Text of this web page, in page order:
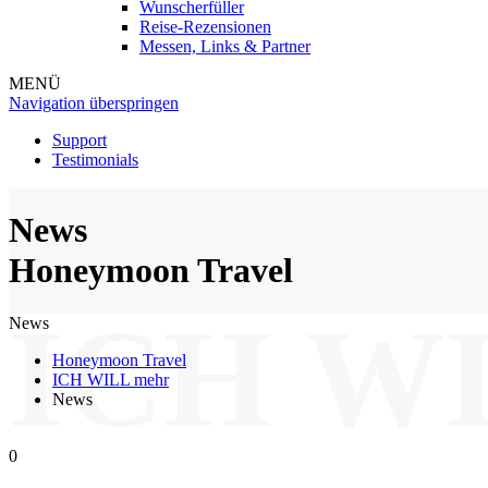
Wunscherfüller
Reise-Rezensionen
Messen, Links & Partner
MENÜ
Navigation überspringen
Support
Testimonials
ICH
News
Honeymoon Travel
News
Honeymoon Travel
ICH WILL mehr
News
0